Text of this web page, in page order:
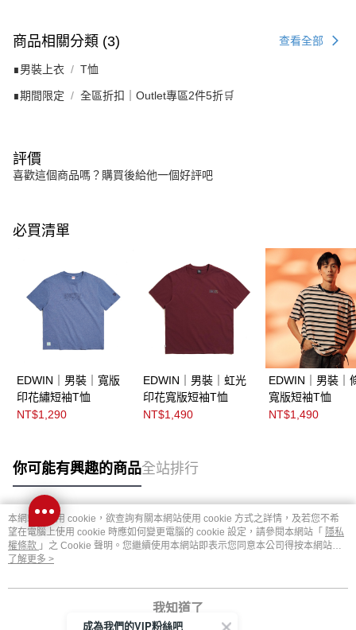
商品相關分類 (3) 查看全部
∎男裝上衣 T恤
∎期間限定 全區折扣｜Outlet專區2件5折🛒
評價
喜歡這個商品嗎？購買後給他一個好評吧
必買清單
EDWIN｜男裝｜寬版
印花繡短袖T恤
NT$1,290
EDWIN｜男裝｜虹光
印花寬版短袖T恤
NT$1,490
EDWIN｜男裝｜
寬版短袖T恤
NT$1,490
你可能有興趣的商品全站排行
熱門標籤
本網站中使用 cookie，欲查詢有關本網站使用 cookie 方式之詳情，及若您不希
望在電腦上使用 cookie 時應如何變更電腦的 cookie 設定，請參閱本網站「 隱私
權條款 」之 Cookie 聲明。您繼續使用本網站即表示您同意本公司得按本網站使
用條款之 Cookie 聲明使用 cookie。
了解更多 >
我知道了
成為我們的VIP粉絲吧